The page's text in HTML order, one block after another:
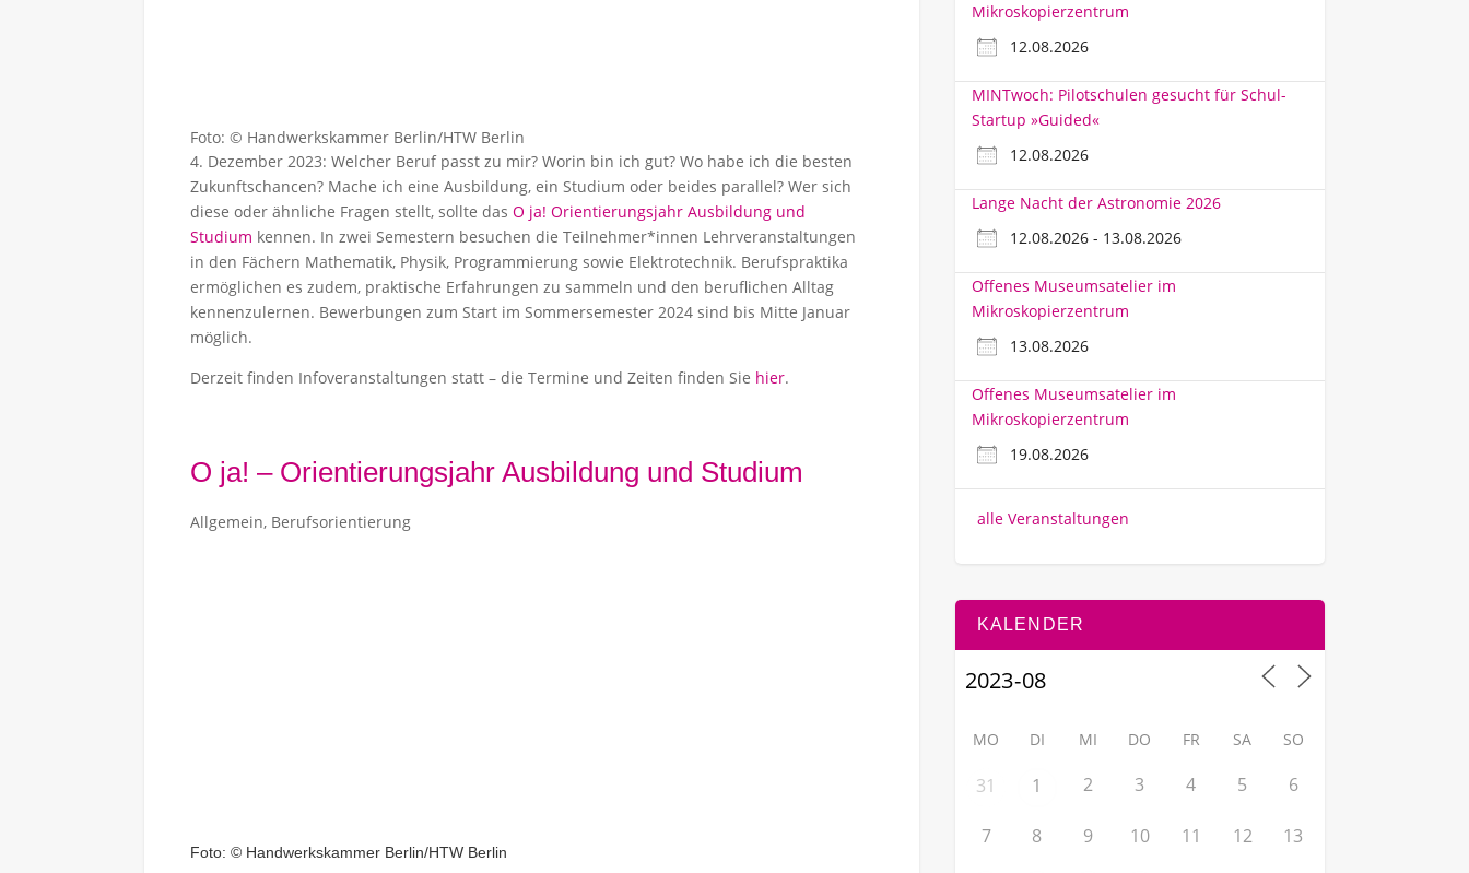
Foto: © Handwerkskammer Berlin/HTW Berlin
4. Dezember 2023: Welcher Beruf passt zu mir? Worin bin ich gut? Wo habe ich die besten
Zukunftschancen? Mache ich eine Ausbildung, ein Studium oder beides parallel? Wer sich
diese oder ähnliche Fragen stellt, sollte das O ja! Orientierungsjahr Ausbildung und
Studium kennen. In zwei Semestern besuchen die Teilnehmer*innen Lehrveranstaltungen
in den Fächern Mathematik, Physik, Programmierung sowie Elektrotechnik. Berufspraktika
ermöglichen es zudem, praktische Erfahrungen zu sammeln und den beruflichen Alltag
kennenzulernen. Bewerbungen zum Start im Sommersemester 2024 sind bis Mitte Januar
möglich.
Derzeit finden Infoveranstaltungen statt – die Termine und Zeiten finden Sie hier.
O ja! – Orientierungsjahr Ausbildung und Studium
Allgemein, Berufsorientierung
Foto: © Handwerkskammer Berlin/HTW Berlin
Mikroskopierzentrum
12.08.2026
MINTwoch: Pilotschulen gesucht für Schul-
Startup »Guided«
12.08.2026
Lange Nacht der Astronomie 2026
12.08.2026 - 13.08.2026
Offenes Museumsatelier im
Mikroskopierzentrum
13.08.2026
Offenes Museumsatelier im
Mikroskopierzentrum
19.08.2026
alle Veranstaltungen
KALENDER
MO DI MI DO FR SA SO
31 1 2 3 4 5 6
7 8 9 10 11 12 13